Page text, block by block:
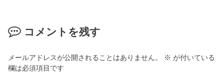
コメントを残す
メールアドレスが公開されることはありません。 ※ が付いている
欄は必須項目です